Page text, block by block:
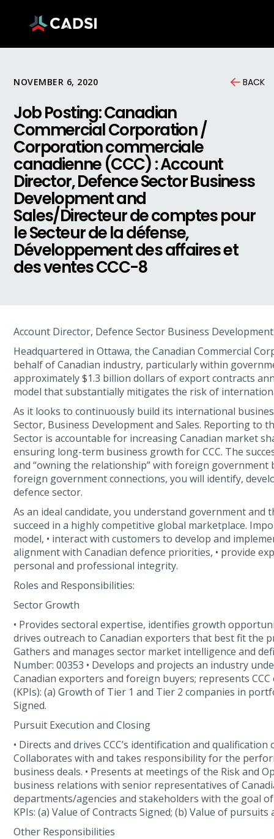
NOVEMBER 6, 2020 BACK
Job Posting: Canadian
Commercial Corporation /
Corporation commerciale
canadienne (CCC) : Account
Director, Defence Sector Business
Development and
Sales/Directeur de comptes pour
le Secteur de la défense,
Développement des affaires et
des ventes CCC-8
Account Director, Defence Sector Business Development
Headquartered in Ottawa, the Canadian Commercial
behalf of Canadian industry, particularly within
approximately $1.3 billion dollars of export contracts
model that substantially mitigates the risk of
As it looks to continuously build its international
Sector, Business Development and Sales. Reporting to
Sector is accountable for increasing Canadian market
ensuring long-term business growth for CCC. The
and “owning the relationship” with foreign government
foreign government connections, you will identify,
defence sector.
As an ideal candidate, you understand government and
succeed in a highly competitive global marketplace.
model, • interact with customers to develop and
alignment with Canadian defence priorities, • provide
personal and professional integrity.
Roles and Responsibilities:
Sector Growth
• Provides sectoral expertise, identifies growth
drives outreach to Canadian exporters that best fit the
Gathers and manages sector market intelligence and
Number: 00353 • Develops and projects an industry
Canadian exporters and foreign buyers; represents
(KPIs): (a) Growth of Tier 1 and Tier 2 companies in
Signed.
Pursuit Execution and Closing
• Directs and drives CCC’s identification and
Collaborates with and takes responsibility for the
business deals. • Presents at meetings of the Risk and
business relations with senior representatives of
departments/agencies and stakeholders with the goal
KPIs: (a) Value of Contracts Signed; (b) Value of
Other Responsibilities